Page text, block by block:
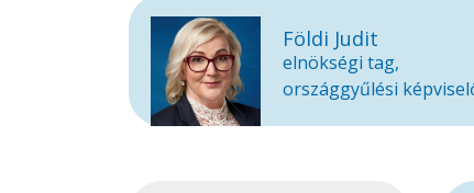
Földi Judit
elnökségi tag,
országgyűlési